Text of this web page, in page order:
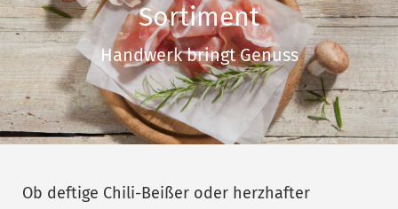
Sortiment
Handwerk bringt Genuss
Ob deftige Chili-Beißer oder herzhafter